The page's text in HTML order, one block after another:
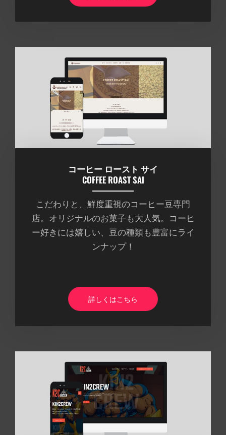
コーヒー ロースト サイ
COFFEE ROAST SAI
こだわりと、鮮度重視のコーヒー豆専門
店。オリジナルのお菓子も大人気。コーヒ
ー好きには嬉しい、豆の種類も豊富にライ
ンナップ！
詳しくはこちら